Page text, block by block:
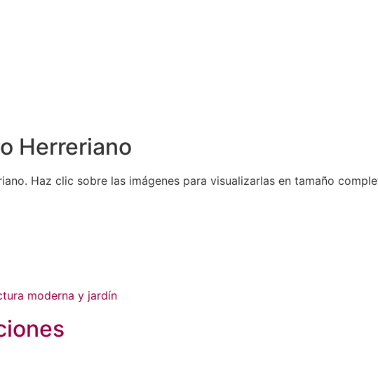
Herreriano
Haz clic sobre las imágenes para visualizarlas en tamaño